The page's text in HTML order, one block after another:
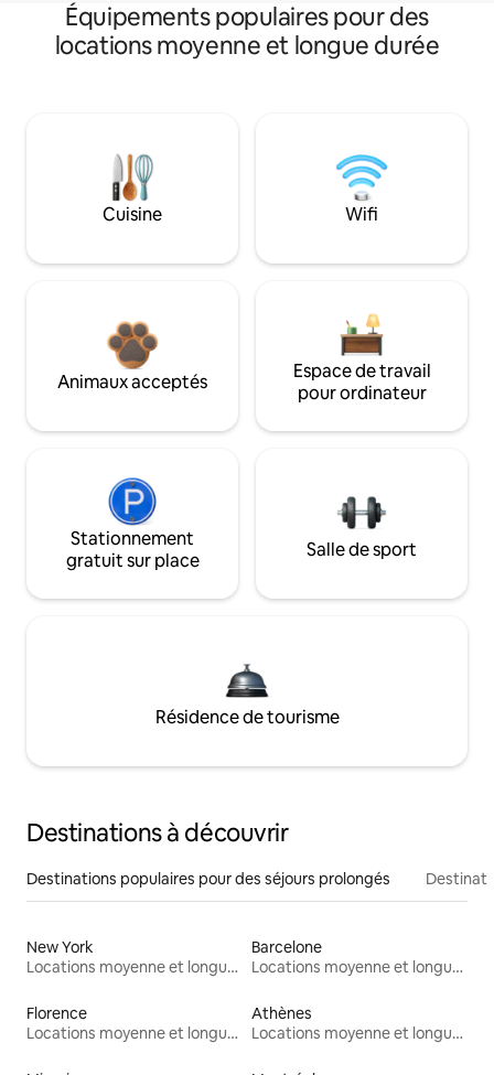
Équipements populaires pour des
locations moyenne et longue durée
Cuisine Wifi
Animaux acceptés
Espace de travail
pour ordinateur
Stationnement
gratuit sur place
Salle de sport
Résidence de tourisme
Destinations à découvrir
Destinations populaires pour des séjours prolongés
New York
Locations moyenne et longue durée
Barcelone
Locations moyenne et longue durée
Florence
Locations moyenne et longue durée
Athènes
Locations moyenne et longue durée